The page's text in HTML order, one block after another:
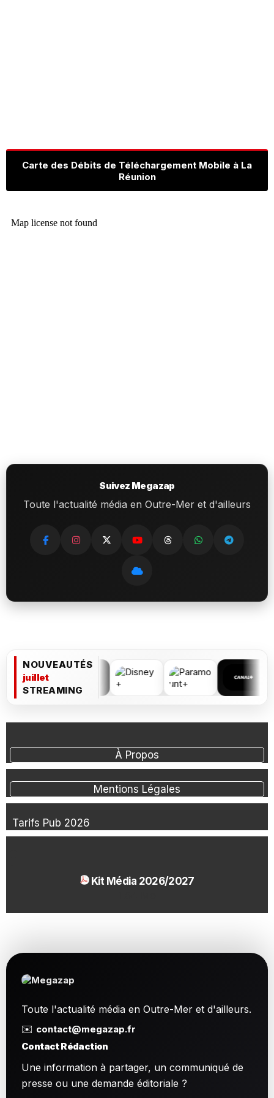
Carte des Débits de Téléchargement Mobile à La
Réunion
Suivez Megazap
Toute l'actualité média en Outre-Mer et d'ailleurs
NOUVEAUTÉS
juillet
STREAMING
À Propos
Mentions Légales
Tarifs Pub 2026
Kit Média 2026/2027
Toute l'actualité média en Outre-Mer et d'ailleurs.
✉️ contact@megazap.fr
Contact Rédaction
Une information à partager, un communiqué de
presse ou une demande éditoriale ?